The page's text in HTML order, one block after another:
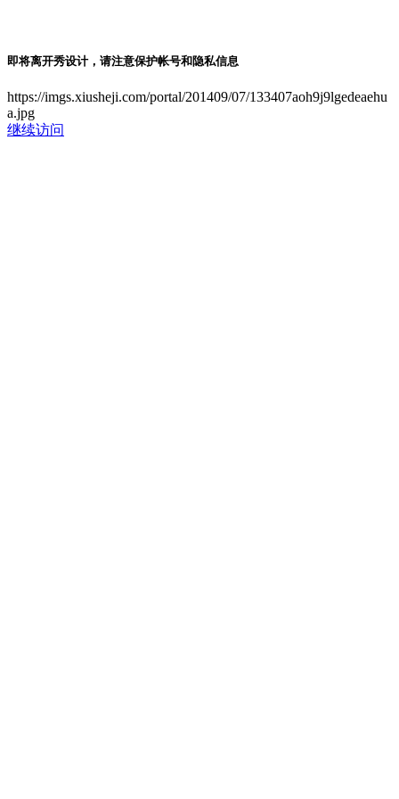
即将离开秀设计，请注意保护帐号和隐私信息
https://imgs.xiusheji.com/portal/201409/07/133407aoh9j9lgedeaehu
a.jpg
继续访问